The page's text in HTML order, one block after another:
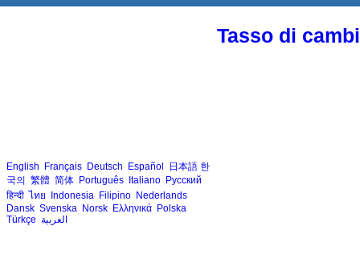
Tasso di
English Français Deutsch Español 日本語 한
국의 繁體 简体 Português Italiano Русский
हिन्दी ไทย Indonesia Filipino Nederlands
Dansk Svenska Norsk Ελληνικά Polska
Türkçe العربية